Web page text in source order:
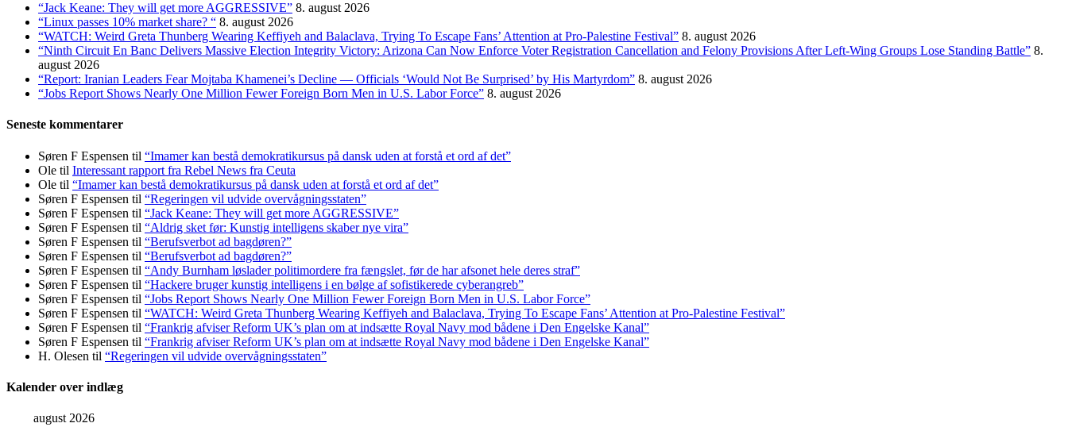
“Jack Keane: They will get more AGGRESSIVE” 8. august 2026
“Linux passes 10% market share? “ 8. august 2026
“WATCH: Weird Greta Thunberg Wearing Keffiyeh and Balaclava, Trying To Escape Fans’ Attention at Pro-Palestine Festival” 8. august 2026
“Ninth Circuit En Banc Delivers Massive Election Integrity Victory: Arizona Can Now Enforce Voter Registration Cancellation and Felony Provisions After Left-Wing Groups Lose Standing Battle” 8.
august 2026
“Report: Iranian Leaders Fear Mojtaba Khamenei’s Decline — Officials ‘Would Not Be Surprised’ by His Martyrdom” 8. august 2026
“Jobs Report Shows Nearly One Million Fewer Foreign Born Men in U.S. Labor Force” 8. august 2026
Seneste kommentarer
Søren F Espensen til “Imamer kan bestå demokratikursus på dansk uden at forstå et ord af det”
Ole til Interessant rapport fra Rebel News fra Ceuta
Ole til “Imamer kan bestå demokratikursus på dansk uden at forstå et ord af det”
Søren F Espensen til “Regeringen vil udvide overvågningsstaten”
Søren F Espensen til “Jack Keane: They will get more AGGRESSIVE”
Søren F Espensen til “Aldrig sket før: Kunstig intelligens skaber nye vira”
Søren F Espensen til “Berufsverbot ad bagdøren?”
Søren F Espensen til “Berufsverbot ad bagdøren?”
Søren F Espensen til “Andy Burnham løslader politi­mordere fra fængslet, før de har afsonet hele deres straf”
Søren F Espensen til “Hackere bruger kunstig intelligens i en bølge af sofistikerede cyberangreb”
Søren F Espensen til “Jobs Report Shows Nearly One Million Fewer Foreign Born Men in U.S. Labor Force”
Søren F Espensen til “WATCH: Weird Greta Thunberg Wearing Keffiyeh and Balaclava, Trying To Escape Fans’ Attention at Pro-Palestine Festival”
Søren F Espensen til “Frankrig afviser Reform UK’s plan om at indsætte Royal Navy mod bådene i Den Engelske Kanal”
Søren F Espensen til “Frankrig afviser Reform UK’s plan om at indsætte Royal Navy mod bådene i Den Engelske Kanal”
H. Olesen til “Regeringen vil udvide overvågningsstaten”
Kalender over indlæg
august 2026